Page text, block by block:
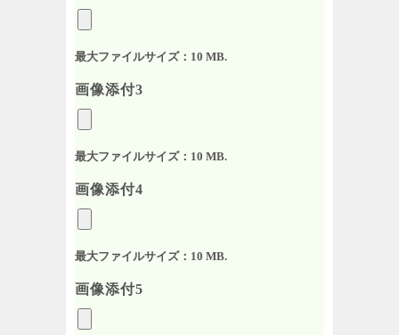
最大ファイルサイズ：10 MB.
画像添付3
最大ファイルサイズ：10 MB.
画像添付4
最大ファイルサイズ：10 MB.
画像添付5